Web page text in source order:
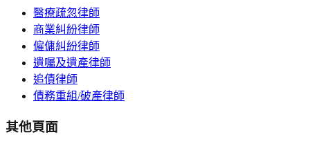
醫療疏忽律師
商業糾紛律師
僱傭糾紛律師
遺囑及遺產律師
追債律師
債務重組/破產律師
其他頁面